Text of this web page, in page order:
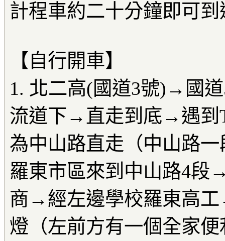
計程車約二十分鐘即可到
【自行開車】
1. 北二高(國道3號)→國
流道下→直走到底→遇到
為中山路直走（中山路
羅東市區來到中山路4段
商→經左邊學校羅東高
燈（左前方有一個全家